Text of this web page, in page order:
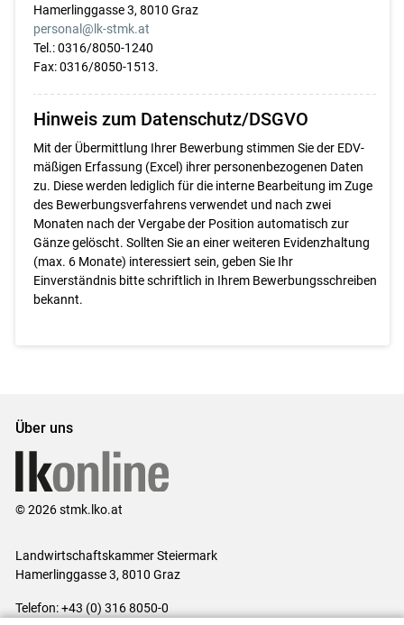
Hamerlinggasse 3, 8010 Graz
personal@lk-stmk.at
Tel.: 0316/8050-1240
Fax: 0316/8050-1513.
Hinweis zum Datenschutz/DSGVO
Mit der Übermittlung Ihrer Bewerbung stimmen Sie der EDV-
mäßigen Erfassung (Excel) ihrer personenbezogenen Daten
zu. Diese werden lediglich für die interne Bearbeitung im Zuge
des Bewerbungsverfahrens verwendet und nach zwei
Monaten nach der Vergabe der Position automatisch zur
Gänze gelöscht. Sollten Sie an einer weiteren Evidenzhaltung
(max. 6 Monate) interessiert sein, geben Sie Ihr
Einverständnis bitte schriftlich in Ihrem Bewerbungsschreiben
bekannt.
Über uns
© 2026 stmk.lko.at
Landwirtschaftskammer Steiermark
Hamerlinggasse 3, 8010 Graz
Telefon: +43 (0) 316 8050-0